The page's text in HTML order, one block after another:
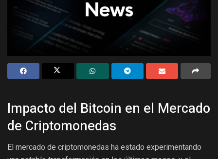
Impacto del Bitcoin en el Mercado
de Criptomonedas
El mercado de criptomonedas ha estado experimentando